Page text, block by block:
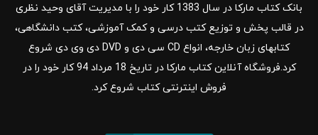
بانک کتاب مارکا در سال 1383 کار خود را با مدیریت آقای وحید نظری
در قالب پخش و توزیع کتب درسی و کمک آموزشی، کتب دانشگاهی،
کتابهای زبان خارجه، انواع CD سی دی و DVD دی وی دی شروع
کرد.فروشگاه آنلاین کتاب مارکا در تاریخ 18 مرداد 94 کار خود را در
فروش اینترنتی کتاب شروع کرد.